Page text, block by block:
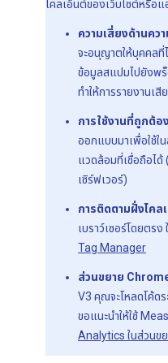
ไคลเอ็นต์ของเว็บไซต์หรือแ
ความเสี่ยงด้านคว
จะอนุญาตให้บุคคล
ข้อมูลสแปมไปยังพ
ทำให้การรายงานเสี
การใช้งานที่ถูกต้อ
ออกแบบมาเพื่อใช้ใ
แวดล้อมที่เชื่อถือได้
เซิร์ฟเวอร์)
การติดตามฝั่งไคล
เบราว์เซอร์โดยตรง
Tag Manager
ส่วนขยาย
V3 คุณจะโหลดโค้ดร
ขอแนะนําให้ใช้
Analytics ในส่วนข